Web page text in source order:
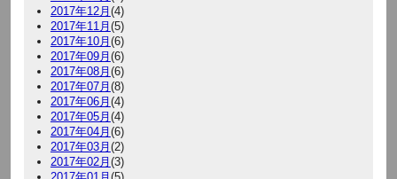
2017年12月 (4)
2017年11月 (5)
2017年10月 (6)
2017年09月 (6)
2017年08月 (6)
2017年07月 (8)
2017年06月 (4)
2017年05月 (4)
2017年04月 (6)
2017年03月 (2)
2017年02月 (3)